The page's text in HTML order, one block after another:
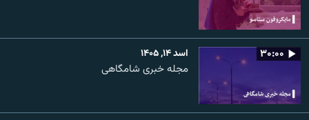
۳۰:۰۰ اسد ۱۴, ۱۴۰۵
مجله خبری شامگاهی